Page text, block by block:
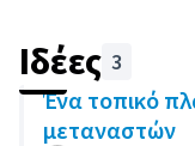
Τοπική στέγαση
Ιδέες 3
Ένα τοπικό
μεταναστών